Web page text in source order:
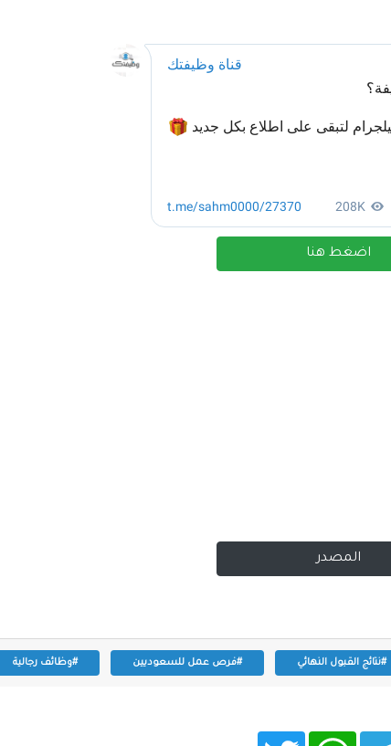
اضغط هنا
المصدر
#نتائج القبول النهائي #فرص عمل للسعوديين #وظائف رجالية
T W